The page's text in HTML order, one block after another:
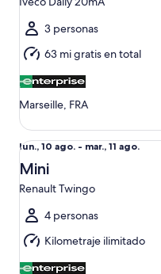
ago.
al
mar.,
11
ago.
3 personas
63 mi gratis en total
Marseille, FRA
Del
lun.,
10
ago.
al
mar.,
11
ago.
lun., 10 ago. - mar., 11 ago.
Mini
Renault Twingo
4 personas
Kilometraje ilimitado
Mini Renault Twingo